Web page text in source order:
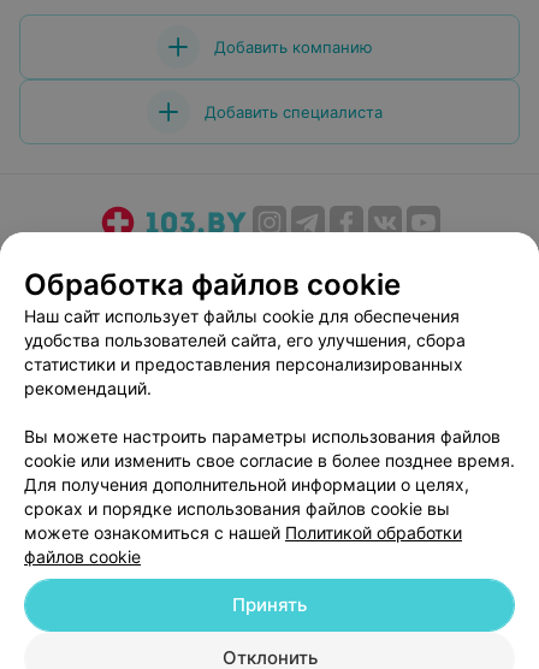
Добавить компанию
Добавить специалиста
Медицинский маркетинг
Публичный договор
Пользовательское соглашение
Способы оплаты
Вакансии
Партнеры
Написать руководителю 103.by
Персональные настройки cookie
Обработка персональных данных
© 2026 ООО «Артокс Лаб», УНП 191700409| 220012, Республика Беларусь,
Обработка файлов cookie
Наш сайт использует файлы cookie для обеспечения
удобства пользователей сайта, его улучшения, сбора
статистики и предоставления персонализированных
рекомендаций.
Вы можете настроить параметры использования файлов
cookie или изменить свое согласие в более позднее время.
Для получения дополнительной информации о целях,
сроках и порядке использования файлов cookie вы
можете ознакомиться с нашей Политикой обработки
файлов cookie
Отклонить
Принять